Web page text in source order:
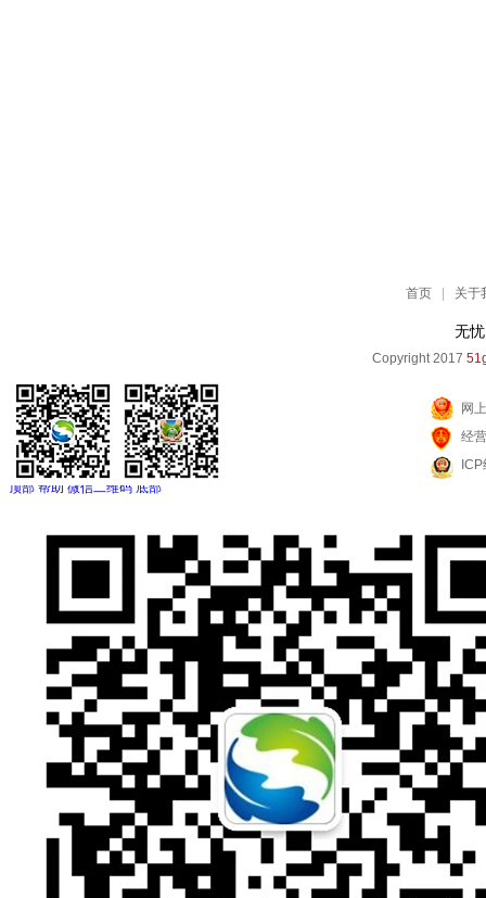
首页 关于
无
Copyright 2017
网
经
顶部 帮助 微信二维码 底部